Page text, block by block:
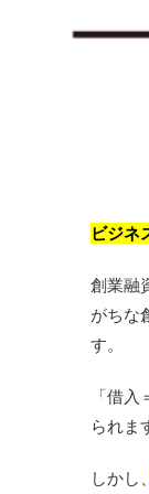
ビジネ
創業融
がちな
す。
「借
られま
しかし、